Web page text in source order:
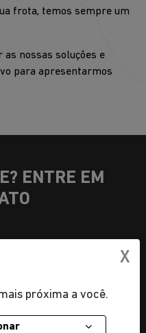
frota, temos sempre um
as nossas soluções e
para apresentarmos
ENTRE EM
X
próxima a você.